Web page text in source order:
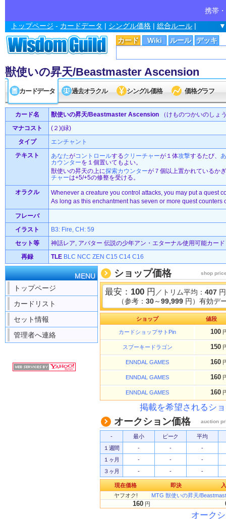
携帯
カード Wiki ルール デッキ
トップページ - カードデータ | シングル価格 | 総合ルール |
獣使いの昇天/Beastmaster Ascension
カードデータ 過去オラクル シングル価格 価格グラフ
カード名 獣使いの昇天/Beastmaster Ascension （けものつかいのしょ
マナコスト
(２)(緑)
タイプ
エンチャント
テキスト
あなたがコントロールするクリーチャーが１体攻撃するたび、
カウンターを１個置いてもよい。
獣使いの昇天の上に探索カウンターが７個以上置かれているか
チャーは+5/+5の修整を受ける。
オラクル
Whenever a creature you control attacks, you may put a quest
As long as this enchantment has seven or more quest counters
フレーバ
イラスト
B3: Fire, CH: 59
セット等
神話レア, アバター 伝説の少年アン・エターナル使用可能カー
再録
TLE BLC NCC ZEN C15 C14 C16
MENU
トップページ
カードリスト
セット情報
管理者へ連絡
ショップ価格 shop
最安： 100 円 ／トリム平均： 407 円
（参考： 30～99,999 円）有効デ
ショップ 値段
カードショップサトPin 100
スプーキードラゴン 150
ENNDAL GAMES 160
ENNDAL GAMES 160
ENNDAL GAMES 160
掲載を希望されるシ
オークション価格 auction
- 最小 ピーク
平均
１週間
- -
-
１ヶ月
- -
-
３ヶ月
- - -
現在価格 即決
ヤフオク!
MTG 獣使いの昇天/
160 円
オーク